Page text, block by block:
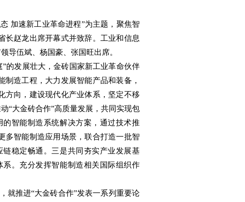
加速新工业革命进程”为主题，聚焦智
长赵龙出席开幕式并致辞。工业和信息
导伍斌、杨国豪、张国旺出席。
的发展壮大，金砖国家新工业革命伙伴
造工程，大力发展智能产品和装备，
方向，建设现代化产业体系，坚定不移
“大金砖合作”高质量发展，共同实现包
智能制造系统解决方案，通过技术推
多智能制造应用场景，联合打造一批智
稳定畅通。三是共同夯实产业发展基
。充分发挥智能制造相关国际组织作
就推进“大金砖合作”发表一系列重要论